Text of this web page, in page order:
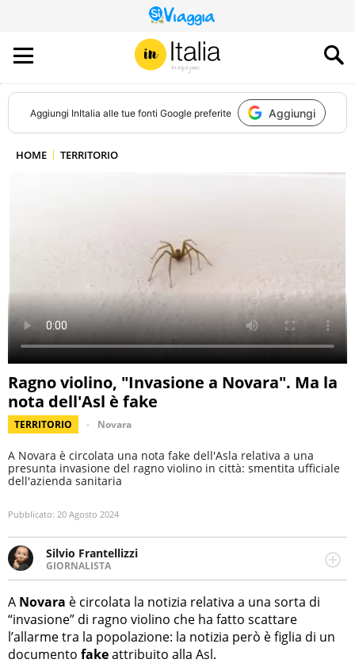
QUESTO
SITO
CONTRIBUISCE
ALL’AUDIENCE
DI
Aggiungi InItalia alle tue fonti Google preferite Aggiungi
HOME TERRITORIO
Ragno violino, "Invasione a Novara". Ma la
nota dell'Asl è fake
TERRITORIO Novara
A Novara è circolata una nota fake dell'Asla relativa a una
presunta invasione del ragno violino in città: smentita ufficiale
dell'azienda sanitaria
Pubblicato: 20 Agosto 2024
Silvio Frantellizzi
GIORNALISTA
Giornalista pubblicista. Da oltre dieci anni si occupa di
informazione sul web, scrivendo di sport, attualità,
cronaca, motori, spettacolo e videogame.
A Novara è circolata la notizia relativa a una sorta di
“invasione” di ragno violino che ha fatto scattare
l’allarme tra la popolazione: la notizia però è figlia di un
documento fakeattribuito alla Asl.